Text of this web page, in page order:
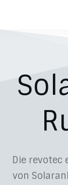
Die revotec
von